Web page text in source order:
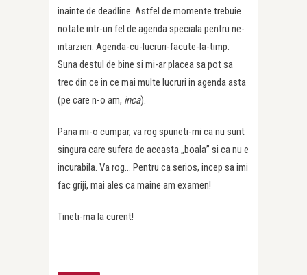
inainte de deadline. Astfel de momente trebuie
notate intr-un fel de agenda speciala pentru ne-
intarzieri. Agenda-cu-lucruri-facute-la-timp.
Suna destul de bine si mi-ar placea sa pot sa
trec din ce in ce mai multe lucruri in agenda asta
(pe care n-o am, inca).
Pana mi-o cumpar, va rog spuneti-mi ca nu sunt
singura care sufera de aceasta „boala” si ca nu e
incurabila. Va rog… Pentru ca serios, incep sa imi
fac griji, mai ales ca maine am examen!
Tineti-ma la curent!